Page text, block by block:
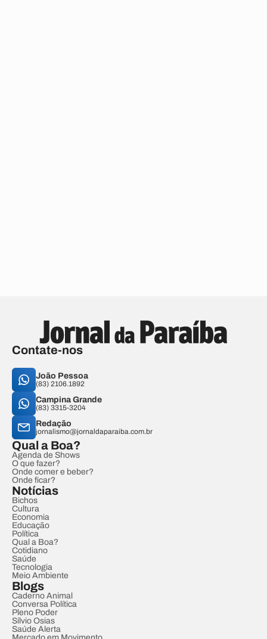
Contate-nos
João Pessoa
(83) 2106.1892
Campina Grande
(83) 3315-3204
Redação
jornalismo@jornaldaparaiba.com.br
Qual a Boa?
Agenda de Shows
O que fazer?
Onde comer e beber?
Onde ficar?
Notícias
Bichos
Cultura
Economia
Educação
Política
Qual a Boa?
Cotidiano
Saúde
Tecnologia
Meio Ambiente
Blogs
Caderno Animal
Conversa Política
Pleno Poder
Sílvio Osias
Saúde Alerta